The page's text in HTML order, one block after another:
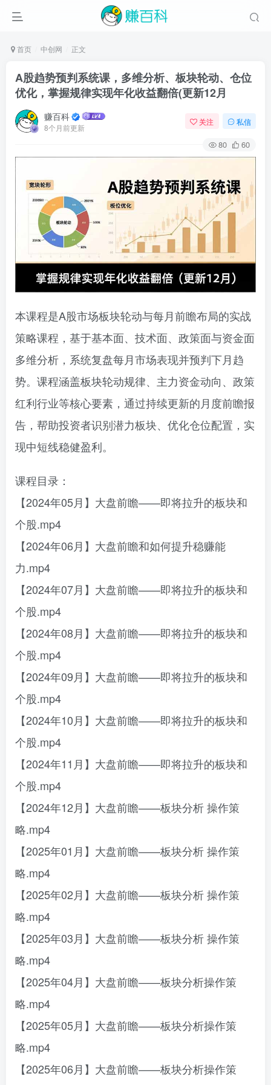
首页 中创网 正文
A股趋势预判系统课，多维分析、板块轮动、仓位
优化，掌握规律实现年化收益翻倍(更新12月
赚百科
8个月前更新
关注 私信
80 60
本课程是A股市场板块轮动与每月前瞻布局的实战
策略课程，基于基本面、技术面、政策面与资金面
多维分析，系统复盘每月市场表现并预判下月趋
势。课程涵盖板块轮动规律、主力资金动向、政策
红利行业等核心要素，通过持续更新的月度前瞻报
告，帮助投资者识别潜力板块、优化仓位配置，实
现中短线稳健盈利。
课程目录：
【2024年05月】大盘前瞻——即将拉升的板块和
个股.mp4
【2024年06月】大盘前瞻和如何提升稳赚能
力.mp4
【2024年07月】大盘前瞻——即将拉升的板块和
个股.mp4
【2024年08月】大盘前瞻——即将拉升的板块和
个股.mp4
【2024年09月】大盘前瞻——即将拉升的板块和
个股.mp4
【2024年10月】大盘前瞻——即将拉升的板块和
个股.mp4
【2024年11月】大盘前瞻——即将拉升的板块和
个股.mp4
【2024年12月】大盘前瞻——板块分析 操作策
略.mp4
【2025年01月】大盘前瞻——板块分析 操作策
略.mp4
【2025年02月】大盘前瞻——板块分析 操作策
略.mp4
【2025年03月】大盘前瞻——板块分析 操作策
略.mp4
【2025年04月】大盘前瞻——板块分析操作策
略.mp4
【2025年05月】大盘前瞻——板块分析操作策
略.mp4
【2025年06月】大盘前瞻——板块分析操作策